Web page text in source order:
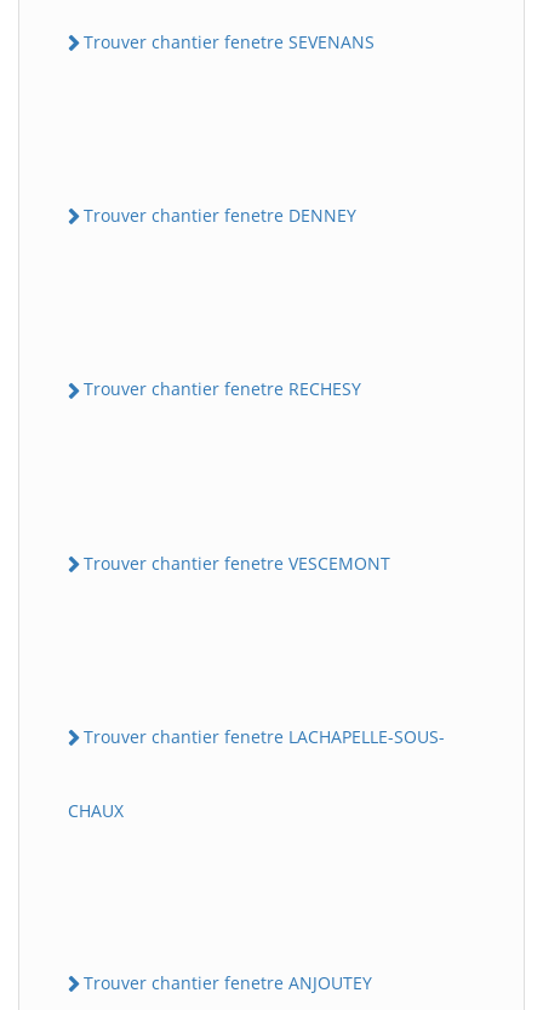
Trouver chantier fenetre SEVENANS
Trouver chantier fenetre DENNEY
Trouver chantier fenetre RECHESY
Trouver chantier fenetre VESCEMONT
Trouver chantier fenetre LACHAPELLE-SOUS-
CHAUX
Trouver chantier fenetre ANJOUTEY